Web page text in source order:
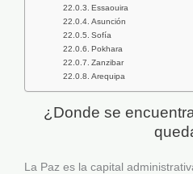
Essaouira
Asunción
Sofía
Pokhara
Zanzibar
Arequipa
¿Donde se
La Paz es la capital